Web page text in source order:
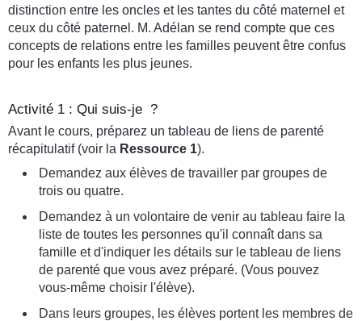
distinction entre les oncles et les tantes du côté maternel et
ceux du côté paternel. M. Adélan se rend compte que ces
concepts de relations entre les familles peuvent être confus
pour les enfants les plus jeunes.
Activité 1 : Qui suis-je ?
Avant le cours, préparez un tableau de liens de parenté
récapitulatif (voir la Ressource 1).
Demandez aux élèves de travailler par groupes de
trois ou quatre.
Demandez à un volontaire de venir au tableau faire la
liste de toutes les personnes qu'il connaît dans sa
famille et d'indiquer les détails sur le tableau de liens
de parenté que vous avez préparé. (Vous pouvez
vous-même choisir l'élève).
Dans leurs groupes, les élèves portent les membres de